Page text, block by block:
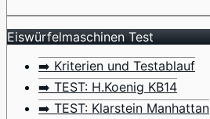
Eiswürfelmaschinen Test
➡️ Kriterien und Testablauf
➡️ TEST: H.Koenig KB14
➡️ TEST: Klarstein Manhattan